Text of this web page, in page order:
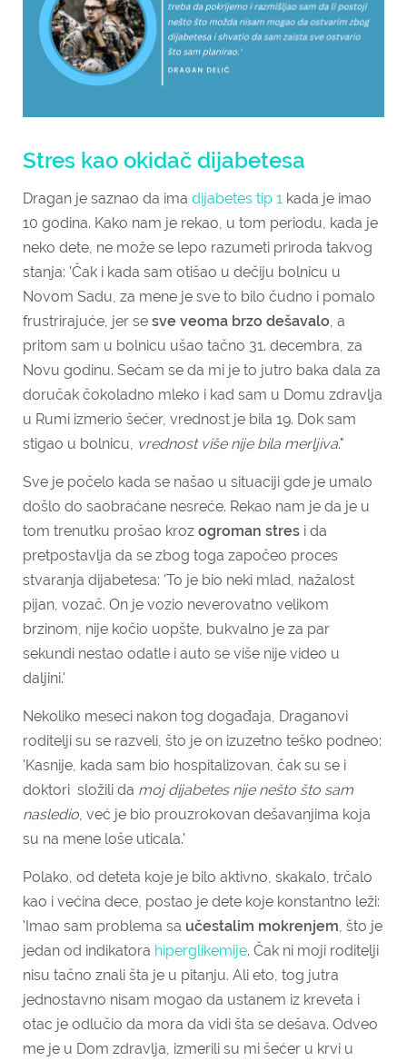
Stres kao okidač dijabetesa
Dragan je saznao da ima dijabetes tip 1 kada je imao
10 godina. Kako nam je rekao, u tom periodu, kada je
neko dete, ne može se lepo razumeti priroda takvog
stanja: 'Čak i kada sam otišao u dečiju bolnicu u
Novom Sadu, za mene je sve to bilo čudno i pomalo
frustrirajuće, jer se sve veoma brzo dešavalo, a
pritom sam u bolnicu ušao tačno 31. decembra, za
Novu godinu. Sećam se da mi je to jutro baka dala za
doručak čokoladno mleko i kad sam u Domu zdravlja
u Rumi izmerio šećer, vrednost je bila 19. Dok sam
stigao u bolnicu, vrednost više nije bila merljiva."
Sve je počelo kada se našao u situaciji gde je umalo
došlo do saobraćane nesreće. Rekao nam je da je u
tom trenutku prošao kroz ogroman stres i da
pretpostavlja da se zbog toga započeo proces
stvaranja dijabetesa: 'To je bio neki mlad, nažalost
pijan, vozač. On je vozio neverovatno velikom
brzinom, nije kočio uopšte, bukvalno je za par
sekundi nestao odatle i auto se više nije video u
daljini.'
Nekoliko meseci nakon tog događaja, Draganovi
roditelji su se razveli, što je on izuzetno teško podneo:
'Kasnije, kada sam bio hospitalizovan, čak su se i
doktori složili da moj dijabetes nije nešto što sam
nasledio, već je bio prouzrokovan dešavanjima koja
su na mene loše uticala.'
Polako, od deteta koje je bilo aktivno, skakalo, trčalo
kao i većina dece, postao je dete koje konstantno leži:
'Imao sam problema sa učestalim mokrenjem, što je
jedan od indikatora hiperglikemije. Čak ni moji roditelji
nisu tačno znali šta je u pitanju. Ali eto, tog jutra
jednostavno nisam mogao da ustanem iz kreveta i
otac je odlučio da mora da vidi šta se dešava. Odveo
me je u Dom zdravlja, izmerili su mi šećer u krvi u